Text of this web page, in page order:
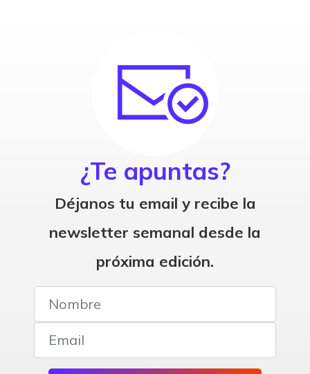
¿Te apuntas?
Déjanos tu email y recibe la
newsletter semanal desde la
próxima edición.